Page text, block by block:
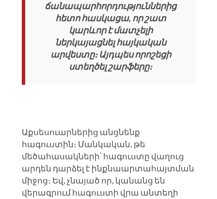
ճանապարհորդություններից
հետո հասկացա, որ շատ
կարևոր է մատչելի
ներկայացնել հայկական
արվեստը։ Այդպես որոշեցի
ստեղծել շարֆերը։
Աքսեսուարներից անցնենք
հագուստին։ Մանկական, թե
մեծահասակների՝ հագուստը վաղուց
արդեն դարձել է ինքնաարտահայտման
միջոց։ Եվ, չնայած որ, կանանց են
վերագրում հագուստի վրա անտեղի